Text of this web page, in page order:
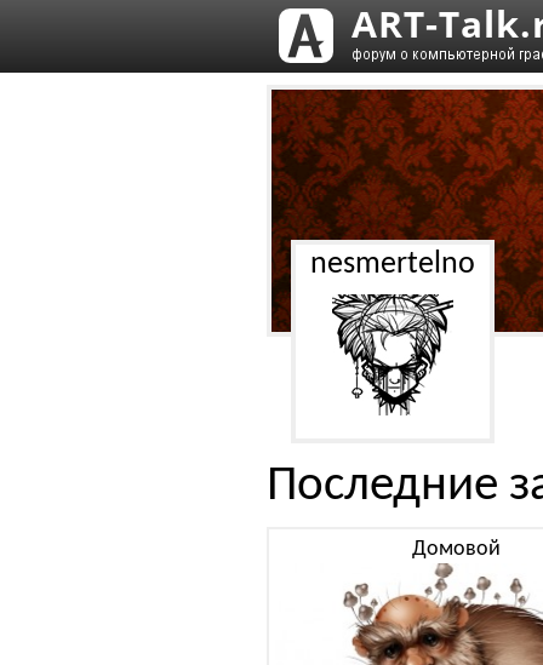
nesmertelno
Последние
Домовой